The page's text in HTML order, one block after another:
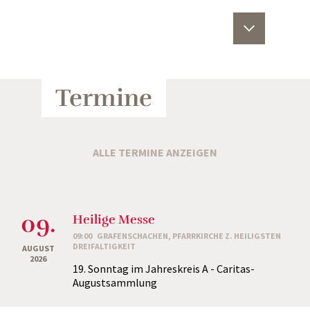
Termine
ALLE TERMINE ANZEIGEN
09.
AUGUST
2026
Heilige Messe
09:00 GRAFENSCHACHEN, PFARRKIRCHE Z. HEILIGSTEN
DREIFALTIGKEIT
19. Sonntag im Jahreskreis A - Caritas-
Augustsammlung